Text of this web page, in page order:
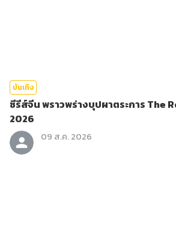
บันเทิง
ซีรีส์จีน พราวพร่างบุปผาตระการ The
2026
09 ส.ค. 2026